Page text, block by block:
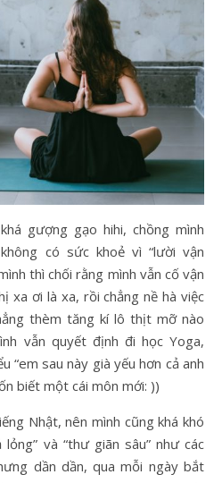
gượng gạo hihi, chồng mình
có sức khoẻ vì “lười vận
thì chối rằng mình vẫn cố vận
xa ơi là xa, rồi chẳng nề hà việc
thèm tăng kí lô thịt mỡ nào
vẫn quyết định đi học Yoga,
“em sau này già yếu hơn cả anh
biết một cái môn mới: ))
Nhật, nên mình cũng khá khó
lỏng” và “thư giãn sâu” như các
dần dần, qua mỗi ngày bắt